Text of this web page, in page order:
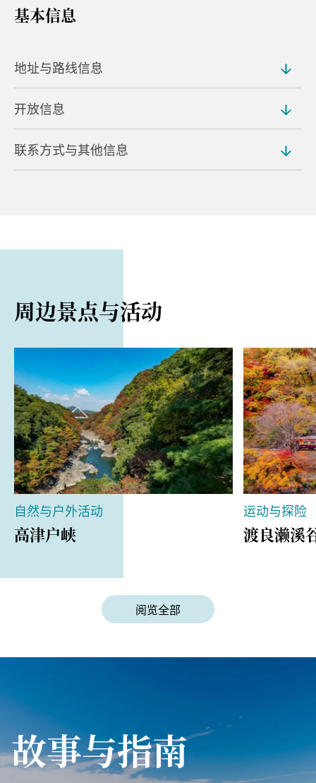
基本信息
地址与路线信息
地址
开放信息
入场费
联系方式与其他信息
周边景点与活动
自然与户外活动
高津户峡
运动与探险
渡良濑溪
阅览全部
故事与指南